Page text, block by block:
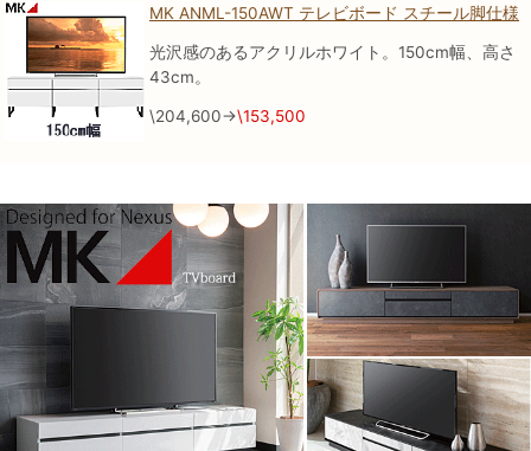
MK ANML-150AWT テレビボード スチール脚仕様
光沢感のあるアクリルホワイト。150cm幅、高さ
43cm。
\204,600→\153,500